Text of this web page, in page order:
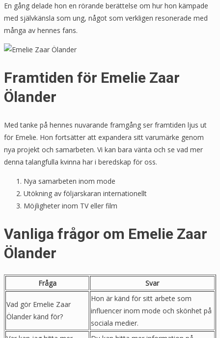
En gång delade hon en rörande berättelse om hur hon kämpade
med självkänsla som ung, något som verkligen resonerade med
många av hennes fans.
Framtiden för Emelie Zaar
Ölander
Med tanke på hennes nuvarande framgång ser framtiden ljus ut
för Emelie. Hon fortsätter att expandera sitt varumärke genom
nya projekt och samarbeten. Vi kan bara vänta och se vad mer
denna talangfulla kvinna har i beredskap för oss.
Nya samarbeten inom mode
Utökning av följarskaran internationellt
Möjligheter inom TV eller film
Vanliga frågor om Emelie Zaar
Ölander
Fråga Svar
Vad gör Emelie Zaar
Ölander känd för?
Hon är känd för sitt arbete som
influencer inom mode och skönhet på
sociala medier.